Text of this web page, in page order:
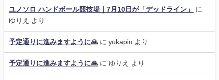
ユノソロ ハンドボール競技場｜7月10日が「デッドライン」
に
ゆりえ
より
予定通りに進みますように🙏 に yukapin より
予定通りに進みますように🙏 に ゆりえ より